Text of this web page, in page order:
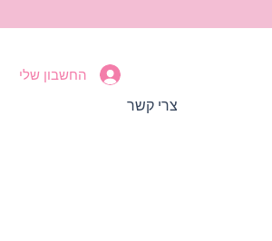
החשבון שלי
צרי קשר